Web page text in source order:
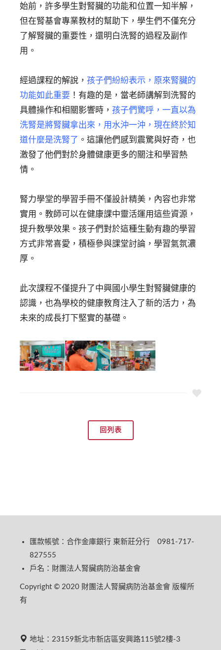
始前，許多學生對腎臟的功能和位置一知半解，
但在腎基會專業教材的幫助下，學生們不僅充分
了解腎臟的重要性，還明白洗腎的過程及副作
用。
經過課程的解說， 孩子們紛紛表示，原來腎臟的
功能如此重要 ！有趣的是，當老師講解到洗腎的
具體操作和相關影響時， 孩子們驚呼，一直以為
洗腎是將腎臟拿出來，用水沖一沖，現在終於知
道什麼是洗腎了 。這讓他們感到震驚與好奇，也
激發了他們對於身體健康更多的關注和學習熱
情。
腎力學堂的學習手冊不僅設計精美，內容也非常
實用。教師可以在健康課中靈活運用這些資源，
提升教學效果。孩子們對於這種生動有趣的學習
方式非常喜愛，積極參與課堂討論，學習氣氛濃
厚。
此次課程不僅提升了中興國小學生對腎臟健康的
認識，也為學校的健康教育注入了新的活力，為
未來的成長打下堅實的基礎。
回列表
匯款帳號：合作金庫銀行 東新莊分行 0981-717-
827555
戶名：財團法人腎臟病防治基金會
Copyright © 2020 財團法人腎臟病防治基金會 版權所
有
地址：23159新北市新店區安興路115號2樓-3